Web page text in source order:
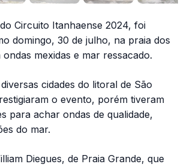
Circuito Itanhaense 2024, foi
domingo, 30 de julho, na praia dos
mexidas e mar ressacado.
cidades do litoral de São
o evento, porém tiveram
para achar ondas de qualidade,
do mar.
Diegues, de Praia Grande, que